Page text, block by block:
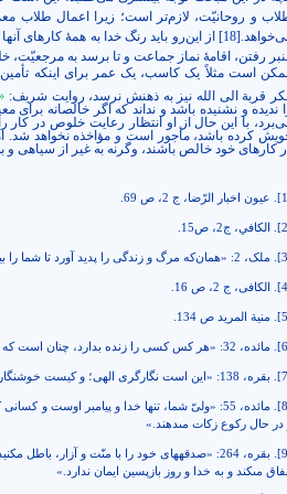
و روحانیّت، لازم‌تر است؛ زیرا اعمال طلاب
[18] از این‌رو باید رنگ خدا به همۀ کارهای
رفتن، اقامۀ نماز جماعت و تا برسد به
است مثلاً یک کاسب، یک عمر برای اینکه
قربة الی الله نیز به ذهنش نرسد، روایت شریف:
ندیده و نشنیده باشد و نداند که اگر خالصانه برای
با این حال از او انتظار رعایت خلوص در
کرده باشد، مأجور است و مؤاخذه نخواهد شد.
کارهای خود خالص باشند، وگرنه به غیر از سیاهی و
[1] . عیون اخبار الرّضا، ج 2، ص 69.
[2] . الكافي، ج‏2، ص15.
[3] . ملک، 2: «همان‌كه مرگ و زندگى را پديد آورد تا شما را بيازمايد كه كدامتان نيكوكارتريد.»
[4] . الکافی، ج 2، ص 16
.
[5] . منية المريد ص 134.
[6] . مائده، 32: «هر كس كسى را زنده بدارد، چنان است كه گويى تمام مردم را زنده داشته است.»
[7] . بقره، 138: «اين است نگارگرى الهى‏؛ و كيست خوش‏نگارتر از خدا؟»
[8]
. مائده، 55: «ولىّ شما، تنها خدا و پيامبر اوست و
در حال ركوع زكات مى‏دهند.»
[9]
. بقره، 264: «صدقه‏هاى خود را با منّت و آزار،
انفاق مى‏كند و به خدا و روز بازپسين ايمان ندارد.»